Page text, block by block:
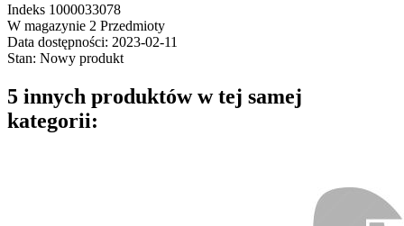
Indeks 1000033078
W magazynie 2 Przedmioty
Data dostępności: 2023-02-11
Stan: Nowy produkt
5 innych produktów w tej samej
kategorii: